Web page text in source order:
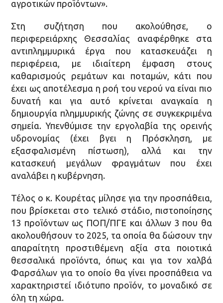
αγροτικών προϊόντων».
Στη συζήτηση που ακολούθησε, ο
περιφερειάρχης Θεσσαλίας αναφέρθηκε στα
αντιπλημμυρικά έργα που κατασκευάζει η
περιφέρεια, με ιδιαίτερη έμφαση στους
καθαρισμούς ρεμάτων και ποταμών, κάτι που
έχει ως αποτέλεσμα η ροή του νερού να είναι πιο
δυνατή και για αυτό κρίνεται αναγκαία η
δημιουργία πλημμυρικής ζώνης σε συγκεκριμένα
σημεία. Υπενθύμισε την εργολαβία της ορεινής
υδρονομίας (έχει βγει η Πρόσκληση, με
εξασφαλισμένη πίστωση), αλλά και την
κατασκευή μεγάλων φραγμάτων που έχει
αναλάβει η κυβέρνηση.
Τέλος ο κ. Κουρέτας μίλησε για την προσπάθεια,
που βρίσκεται στο τελικό στάδιο, πιστοποίησης
13 προϊόντων ως ΠΟΠ/ΠΓΕ και άλλων 3 που θα
ακολουθήσουν το 2025, τα οποία θα δώσουν την
απαραίτητη προστιθέμενη αξία στα ποιοτικά
θεσσαλικά προϊόντα, όπως και για τον χαλβά
Φαρσάλων για το οποίο θα γίνει προσπάθεια να
χαρακτηριστεί ιδιότυπο προϊόν, το μοναδικό σε
όλη τη χώρα.